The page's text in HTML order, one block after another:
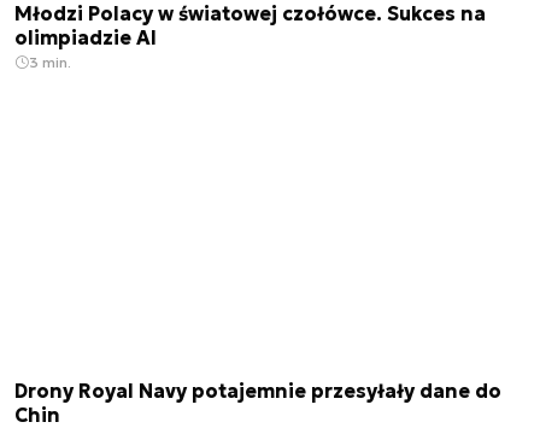
Młodzi Polacy w światowej czołówce. Sukces na
olimpiadzie AI
3 min.
Drony Royal Navy potajemnie przesyłały dane do
Chin